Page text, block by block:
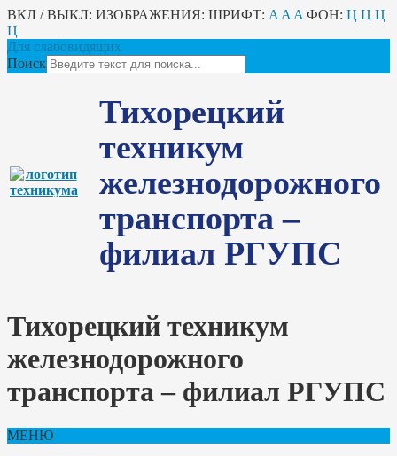
ВКЛ / ВЫКЛ: ИЗОБРАЖЕНИЯ: ШРИФТ: A A A ФОН: Ц Ц Ц
Ц
Для слабовидящих
Поиск
Тихорецкий
техникум
железнодорожного
транспорта –
филиал РГУПС
Тихорецкий техникум
железнодорожного
транспорта – филиал РГУПС
МЕНЮ